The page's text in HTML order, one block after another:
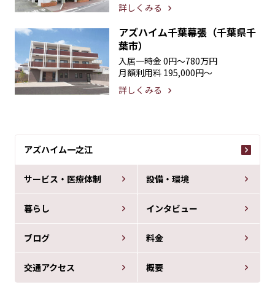
アズハイム一之江
サービス・医療体制 設備・環境
暮らし インタビュー
ブログ 料金
交通アクセス 概要
詳しくみる
アズハイム千葉幕張（千葉県千
葉市）
入居一時金 0円〜780万円
月額利用料 195,000円〜
詳しくみる